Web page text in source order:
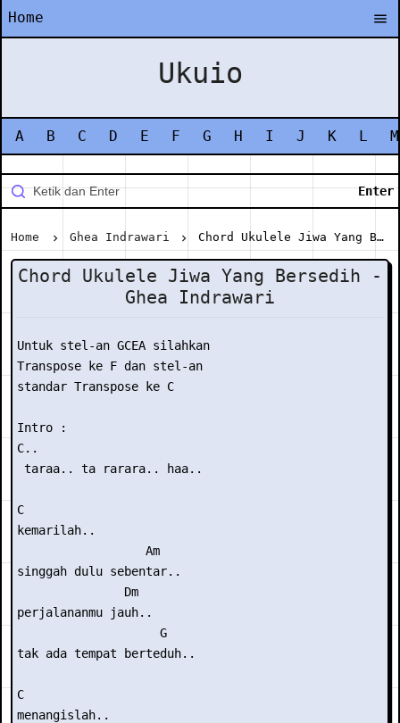
Home
Ukuio
A B C D E F G H I J K L M
Home Ghea Indrawari Chord Ukulele Jiwa Yang Bersedih - Ghea Indrawari
Chord Ukulele Jiwa Yang Bersedih -
Ghea Indrawari
Untuk stel-an GCEA silahkan
Transpose ke F dan stel-an
standar Transpose ke C
Intro :
C..
taraa.. ta rarara.. haa..
C
kemarilah..
                  Am
singgah dulu sebentar..
               Dm
perjalananmu jauh..
                    G
tak ada tempat berteduh..
C
menangislah..